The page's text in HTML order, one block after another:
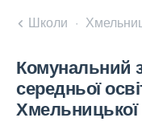
Школи
Комунальний
середньої
Хмельницької